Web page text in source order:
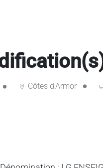
Côtes d'Armor